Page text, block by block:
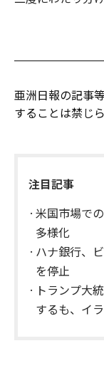
亜洲日報の記事
することは禁じ
注目記事
米国市場で
多様化
ハナ銀行、
を停止
トランプ大
するも、イ